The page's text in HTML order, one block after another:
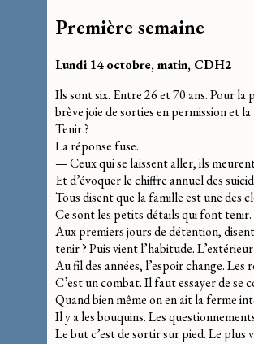
Première semaine
Lundi 14 octobre, matin, CDH2
Ils sont six. Entre 26 et 70 ans. Pour
brève joie de sorties en permission et
Tenir ?
La réponse fuse.
— Ceux qui se laissent aller, ils
Et d’évoquer le chiffre annuel des
Tous disent que la famille est une des
Ce sont les petits détails qui font tenir.
Aux premiers jours de détention,
tenir ? Puis vient l’habitude.
Au fil des années, l’espoir change. Les
C’est un combat. Il faut essayer de se
Quand bien même on en ait la ferme
Il y a les bouquins. Les
Le but c’est de sortir sur pied. Le plus